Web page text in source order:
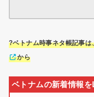
?ベトナム時事ネタ帳記事
から